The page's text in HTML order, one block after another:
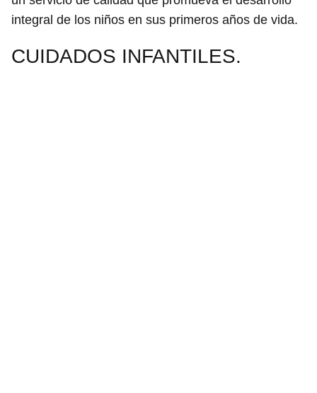
integral de los niños en sus primeros años de vida.
CUIDADOS INFANTILES.